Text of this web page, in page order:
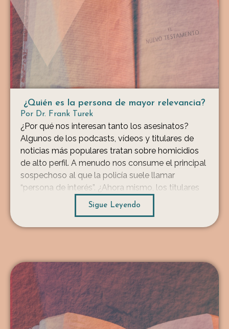
¿Quién es la persona de mayor relevancia?
Por Dr. Frank Turek
¿Por qué nos interesan tanto los asesinatos?
Algunos de los podcasts, vídeos y titulares de
noticias más populares tratan sobre homicidios
de alto perfil. A menudo nos consume el principal
sospechoso al que la policía suele llamar
“persona de interés”. ¿Ahora mismo, los titulares
están obsesionados con Brian Laundrie? ¿Dónde
está? ¿Lo hizo él? Si […]
...
Sigue Leyendo